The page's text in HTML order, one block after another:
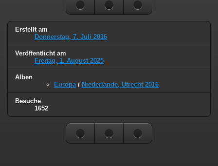
Erstellt am
Donnerstag, 7. Juli 2016
Veröffentlicht am
Freitag, 1. August 2025
Alben
Europa / Niederlande, Utrecht 2016
Besuche
1652